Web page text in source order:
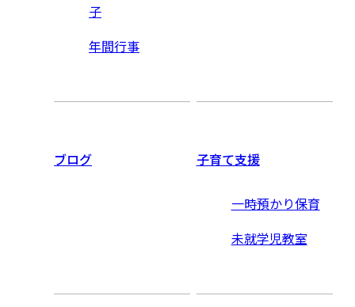
子
年間行事
ブログ 子育て支援
一時預かり保育
未就学児教室